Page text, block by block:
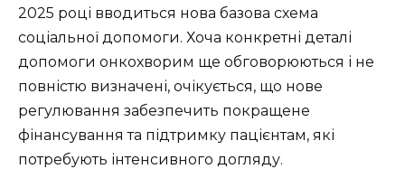
2025 році вводиться нова базова схема
соціальної допомоги. Хоча конкретні деталі
допомоги онкохворим ще обговорюються і не
повністю визначені, очікується, що нове
регулювання забезпечить покращене
фінансування та підтримку пацієнтам, які
потребують інтенсивного догляду.